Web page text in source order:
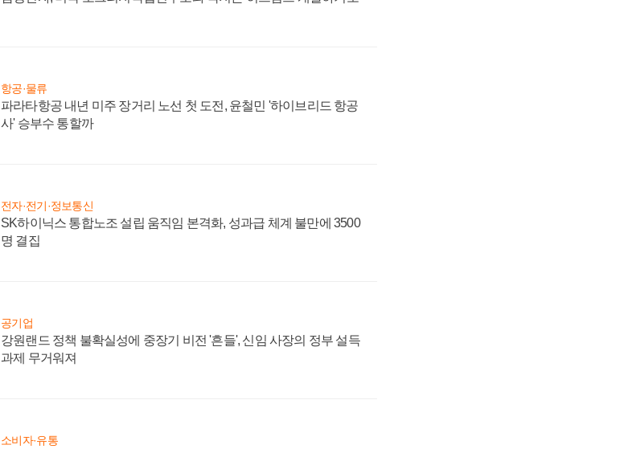
항공·물류
파라타항공 내년 미주 장거리 노선 첫 도전, 윤철민 '하이브리드 항공
사' 승부수 통할까
전자·전기·정보통신
SK하이닉스 통합노조 설립 움직임 본격화, 성과급 체계 불만에 3500
명 결집
공기업
강원랜드 정책 불확실성에 중장기 비전 '흔들', 신임 사장의 정부 설득
과제 무거워져
소비자·유통